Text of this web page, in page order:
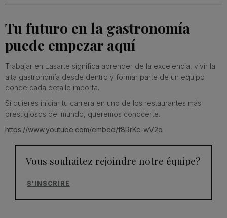
Tu futuro en la gastronomía
puede empezar aquí
Trabajar en Lasarte significa aprender de la excelencia, vivir la
alta gastronomía desde dentro y formar parte de un equipo
donde cada detalle importa.
Si quieres iniciar tu carrera en uno de los restaurantes más
prestigiosos del mundo, queremos conocerte.
https://www.youtube.com/embed/f8RrKc-wV2o
Vous souhaitez rejoindre notre équipe?
S'INSCRIRE